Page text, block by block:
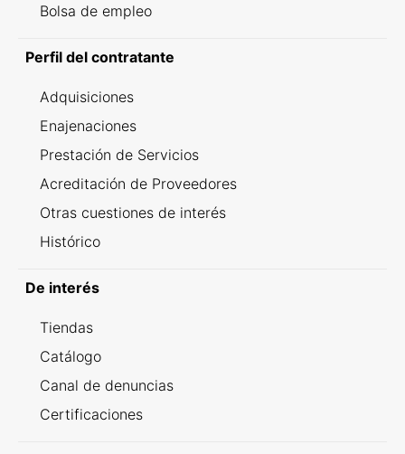
Bolsa de empleo
Perfil del contratante
Adquisiciones
Enajenaciones
Prestación de Servicios
Acreditación de Proveedores
Otras cuestiones de interés
Histórico
De interés
Tiendas
Catálogo
Canal de denuncias
Certificaciones